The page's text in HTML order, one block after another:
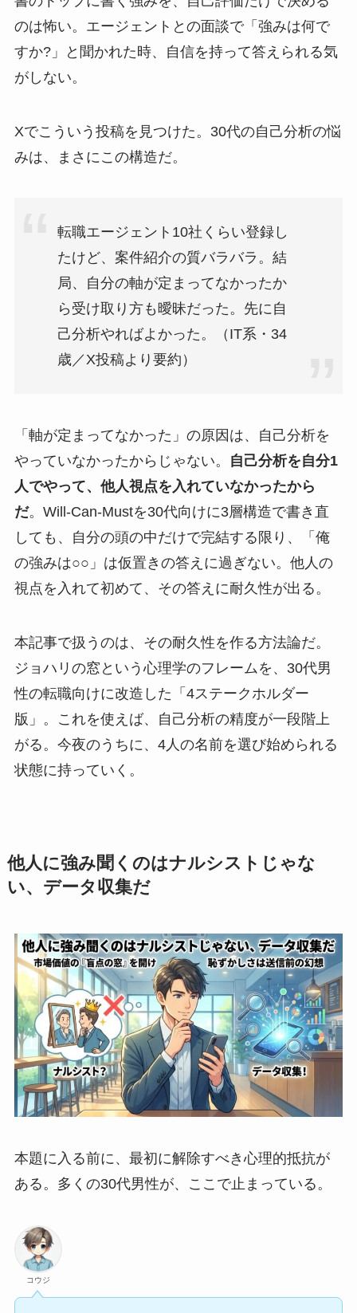
のは怖い。エージェントとの面談で「強みは何で
すか?」と聞かれた時、自信を持って答えられる気
がしない。
Xでこういう投稿を見つけた。30代の自己分析の悩
みは、まさにこの構造だ。
転職エージェント10社くらい登録し
たけど、案件紹介の質バラバラ。結
局、自分の軸が定まってなかったか
ら受け取り方も曖昧だった。先に自
己分析やればよかった。（IT系・34
歳／X投稿より要約）
「軸が定まってなかった」の原因は、自己分析を
やっていなかったからじゃない。
自己分析を自分1
人でやって、他人視点を入れていなかったから
だ。Will-Can-Mustを30代向けに3層構造で書き直
しても、自分の頭の中だけで完結する限り、「俺
の強みは○○」は仮置きの答えに過ぎない。他人の
視点を入れて初めて、その答えに耐久性が出る。
本記事で扱うのは、その耐久性を作る方法論だ。
ジョハリの窓という心理学のフレームを、30代男
性の転職向けに改造した「4ステークホルダー
版」。これを使えば、自己分析の精度が一段階上
がる。今夜のうちに、4人の名前を選び始められる
状態に持っていく。
他人に強み聞くのはナルシストじゃな
い、データ収集だ
本題に入る前に、最初に解除すべき心理的抵抗が
ある。多くの30代男性が、ここで止まっている。
コウジ